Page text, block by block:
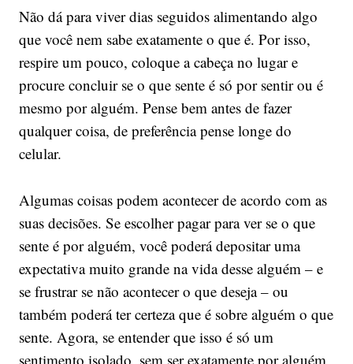
Não dá para viver dias seguidos alimentando algo
que você nem sabe exatamente o que é. Por isso,
respire um pouco, coloque a cabeça no lugar e
procure concluir se o que sente é só por sentir ou é
mesmo por alguém. Pense bem antes de fazer
qualquer coisa, de preferência pense longe do
celular.
Algumas coisas podem acontecer de acordo com as
suas decisões. Se escolher pagar para ver se o que
sente é por alguém, você poderá depositar uma
expectativa muito grande na vida desse alguém – e
se frustrar se não acontecer o que deseja – ou
também poderá ter certeza que é sobre alguém o que
sente. Agora, se entender que isso é só um
sentimento isolado, sem ser exatamente por alguém,